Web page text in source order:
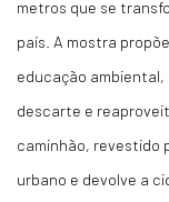
metros que se
país. A mostra
educação
descarte e
caminhão, revestido
urbano e devolve a